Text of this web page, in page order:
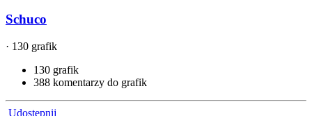
Schuco
· 130 grafik
130 grafik
388 komentarzy do grafik
Udostępnij